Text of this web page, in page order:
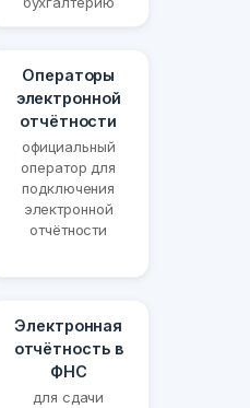
Операторы
электронной
отчётности
официальный
оператор для
подключения
электронной
отчётности
Электронная
отчётность в
ФНС
для сдачи